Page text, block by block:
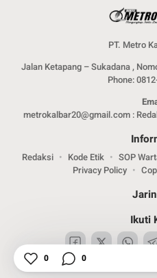
PT. Metro
Jalan Ketapang – Sukadana ,
Phone:
metrokalbar20@gmail.com :
Redaksi Kode Etik SOP
Privacy Policy
Ikuti
0 0